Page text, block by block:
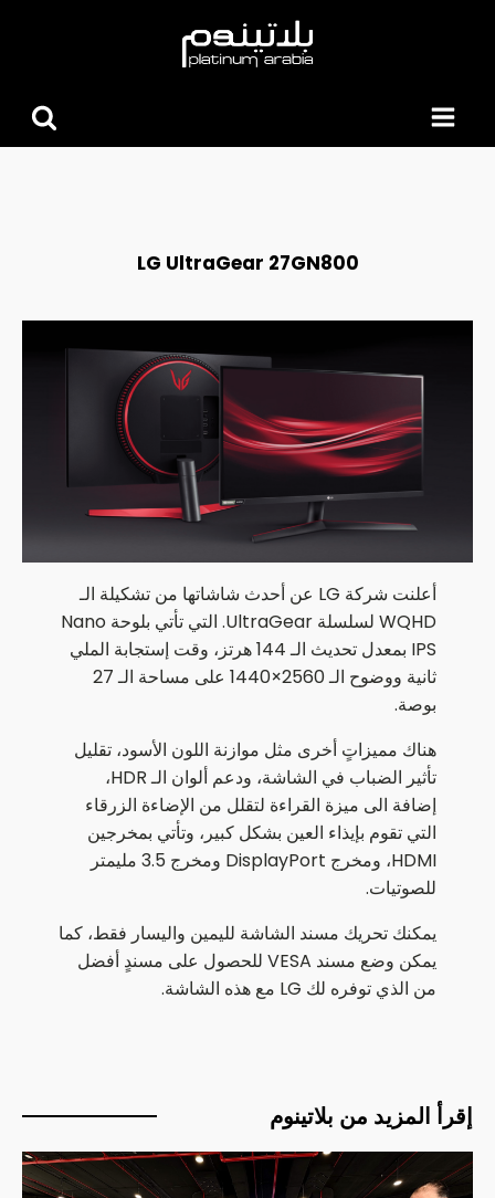
البحث
LG UltraGear 27GN800
أعلنت شركة LG عن أحدث شاشاتها من تشكيلة الـ
WQHD لسلسلة UltraGear. التي تأتي بلوحة Nano
IPS بمعدل تحديث الـ 144 هرتز، وقت إستجابة الملي
ثانية ووضوح الـ 2560×1440 على مساحة الـ 27
بوصة.
هناك مميزاتٍ أخرى مثل موازنة اللون الأسود، تقليل
تأثير الضباب في الشاشة، ودعم ألوان الـ HDR،
إضافة الى ميزة القراءة لتقلل من الإضاءة الزرقاء
التي تقوم بإيذاء العين بشكل كبير، وتأتي بمخرجين
HDMI، ومخرج DisplayPort ومخرج 3.5 مليمتر
للصوتيات.
يمكنك تحريك مسند الشاشة لليمين واليسار فقط، كما
يمكن وضع مسند VESA للحصول على مسندٍ أفضل
من الذي توفره لك LG مع هذه الشاشة.
إقرأ المزيد من بلاتينوم